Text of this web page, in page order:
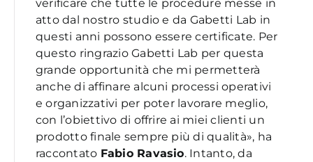
verificare che tutte le procedure messe in
atto dal nostro studio e da Gabetti Lab in
questi anni possono essere certificate. Per
questo ringrazio Gabetti Lab per questa
grande opportunità che mi permetterà
anche di affinare alcuni processi operativi
e organizzativi per poter lavorare meglio,
con l’obiettivo di offrire ai miei clienti un
prodotto finale sempre più di qualità», ha
raccontato Fabio Ravasio. Intanto, da